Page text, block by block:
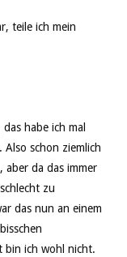
teile ich mein
habe ich mal
Also schon ziemlich
aber da das immer
zu
das nun an einem
bin ich wohl nicht.